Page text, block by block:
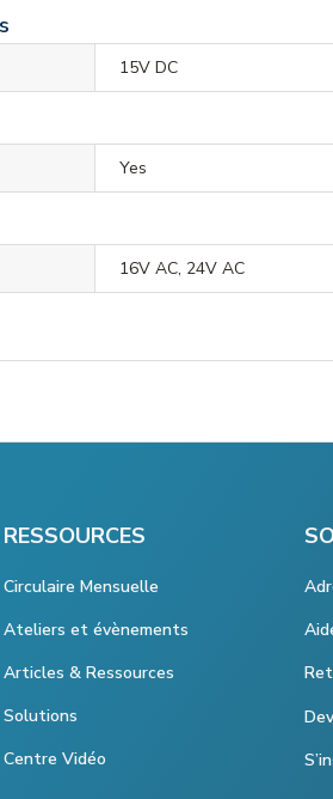
15V DC
Yes
16V AC, 24V AC
RESSOURCES
Circulaire Mensuelle
Ateliers et évènements
Articles & Ressources
Solutions
Centre Vidéo